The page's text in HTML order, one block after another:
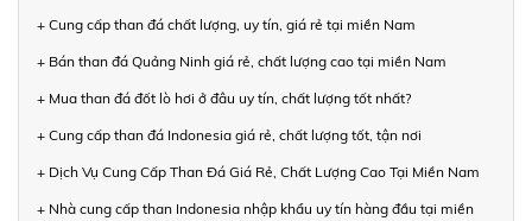
+ Cung cấp than đá chất lượng, uy tín, giá rẻ tại miền Nam
+ Bán than đá Quảng Ninh giá rẻ, chất lượng cao tại miền Nam
+ Mua than đá đốt lò hơi ở đâu uy tín, chất lượng tốt nhất?
+ Cung cấp than đá Indonesia giá rẻ, chất lượng tốt, tận nơi
+ Dịch Vụ Cung Cấp Than Đá Giá Rẻ, Chất Lượng Cao Tại Miền Nam
+ Nhà cung cấp than Indonesia nhập khẩu uy tín hàng đầu tại miền